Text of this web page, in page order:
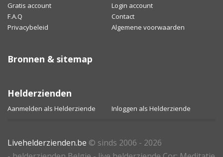
Gratis account
Login account
F.A.Q
Contact
Privacybeleid
Algemene voorwaarden
Bronnen & sitemap
Helderzienden
Aanmelden als Helderziende Inloggen als Helderziende
Livehelderzienden.be © sinds 2006 - 2026